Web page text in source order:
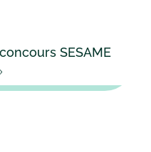
SESAME